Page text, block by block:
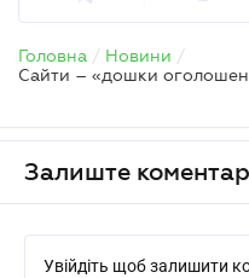
Головна / Новини /
Залиште коментар
Увійдіть щоб залишити